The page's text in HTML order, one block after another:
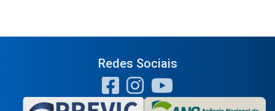
Redes Sociais